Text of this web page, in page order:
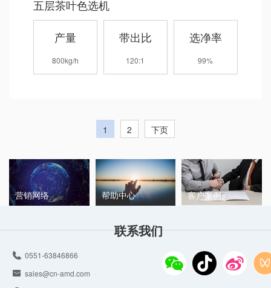
五层茶叶色选机
产量
800kg/h
带出比
120:1
选净率
99%
1 2 下页
营销网络 帮助中心 客户案例
联系我们
0551-63846866
sales@cn-amd.com